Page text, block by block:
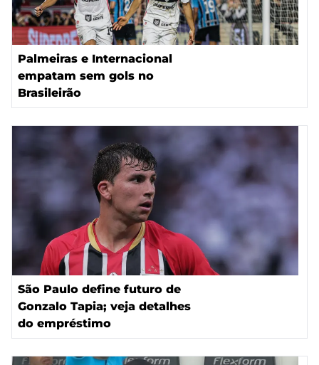
Palmeiras e Internacional
empatam sem gols no
Brasileirão
São Paulo define futuro de
Gonzalo Tapia; veja detalhes
do empréstimo